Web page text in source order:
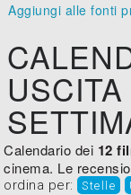
Aggiungi alle fonti
Calendario dei 12
cinema. Le
ordina per: Stelle